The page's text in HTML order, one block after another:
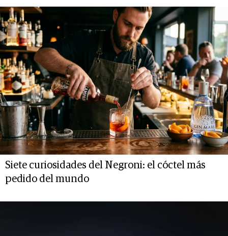
Siete curiosidades del Negroni: el cóctel más
pedido del mundo